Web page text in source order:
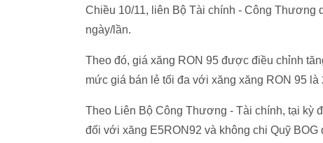
Chiều 10/11, liên Bộ Tài chính - Công Thương
ngày/lần.
Theo đó, giá xăng RON 95 được điều chỉnh
mức giá bán lẻ tối đa với xăng xăng RON 95
Theo Liên Bộ Công Thương - Tài chính, tại kỳ
đối với xăng E5RON92 và không chi Quỹ